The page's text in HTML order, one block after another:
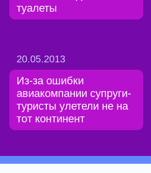
туалеты
20.05.2013
Из-за ошибки
авиакомпании супруги-
туристы улетели не на
тот континент